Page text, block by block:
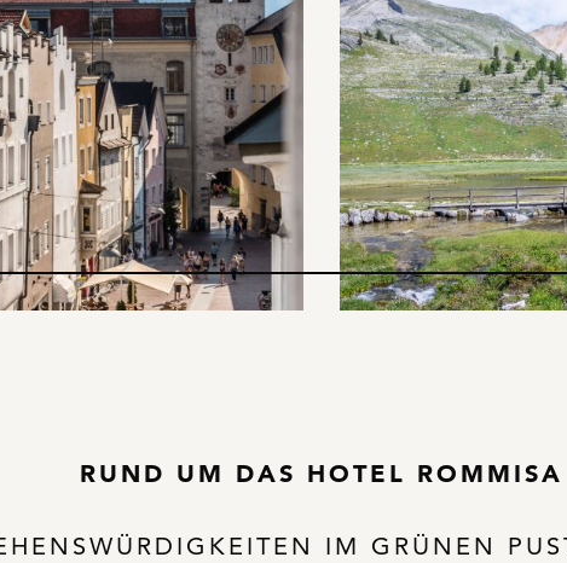
RUND UM DAS HOTEL ROMMISA
IM GRÜNEN